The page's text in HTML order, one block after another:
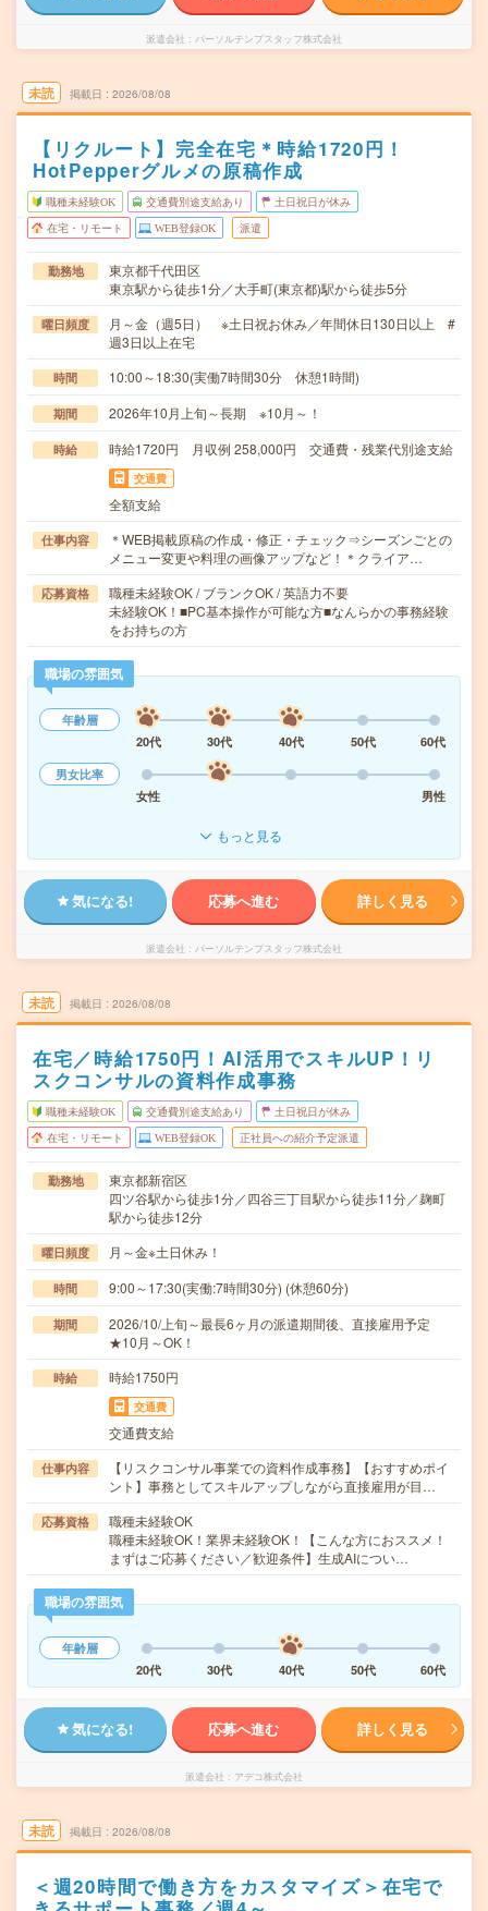
派遣会社 パーソルテンプスタッフ株式会社
未読 掲載日 2026/08/08
【リクルート】完全在宅＊時給1720円！
HotPepperグルメの原稿作成
職種未経験OK 交通費別途支給あり 土日祝日が休み
在宅・リモート WEB登録OK 派遣
勤務地
東京都千代田区
東京駅から徒歩1分／大手町(東京都)駅から徒歩5分
曜日頻度
月～金（週5日） ※土日祝お休み／年間休日130日以上 #
週3日以上在宅
時間 10:00～18:30(実働7時間30分 休憩1時間)
期間 2026年10月上旬～長期 ※10月～！
時給 時給1720円 月収例 258,000円 交通費・残業代別途支給
交通費
全額支給
仕事内容
＊WEB掲載原稿の作成・修正・チェック⇒シーズンごとの
メニュー変更や料理の画像アップなど！＊クライア…
応募資格
職種未経験OK / ブランクOK / 英語力不要
未経験OK！■PC基本操作が可能な方■なんらかの事務経験
をお持ちの方
職場の雰囲気
年齢層
20代
30代 40代 50代
60代
男女比率
女性
男性
もっと見る
気になる! 応募へ進む 詳しく見る
派遣会社 パーソルテンプスタッフ株式会社
未読 掲載日 2026/08/08
在宅／時給1750円！AI活用でスキルUP！リ
スクコンサルの資料作成事務
職種未経験OK 交通費別途支給あり 土日祝日が休み
在宅・リモート WEB登録OK 正社員への紹介予定派遣
勤務地
東京都新宿区
四ツ谷駅から徒歩1分／四谷三丁目駅から徒歩11分／麹町
駅から徒歩12分
曜日頻度 月～金※土日休み！
時間 9:00～17:30(実働:7時間30分) (休憩60分)
期間
2026/10/上旬～最長6ヶ月の派遣期間後、直接雇用予定
★10月～OK！
時給 時給1750円
交通費
交通費支給
仕事内容
【リスクコンサル事業での資料作成事務】【おすすめポイ
ント】事務としてスキルアップしながら直接雇用が目…
応募資格
職種未経験OK
職種未経験OK！業界未経験OK！【こんな方におススメ！
まずはご応募ください／歓迎条件】生成AIについ…
職場の雰囲気
年齢層
20代
30代 40代 50代 60代
気になる! 応募へ進む 詳しく見る
派遣会社 アデコ株式会社
未読 掲載日 2026/08/08
＜週20時間で働き方をカスタマイズ＞在宅で